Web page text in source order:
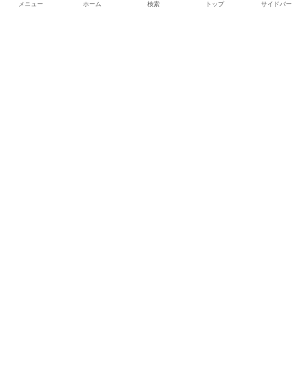
メニュー ホーム 検索 トップ サイドバー